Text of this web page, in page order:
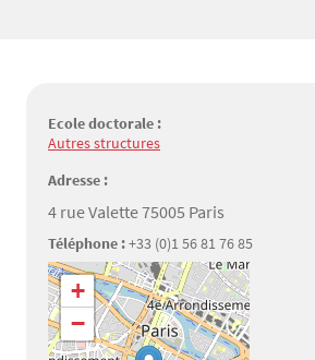
Ecole doctorale :
Autres structures
Adresse :
4 rue Valette 75005 Paris
Téléphone :+33 (0)1 56 81 76 85
Géolocalisation
+
−